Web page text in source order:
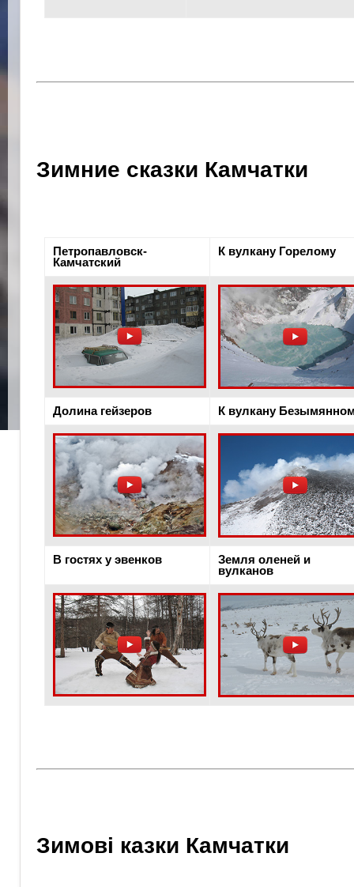
Зимние сказки Камчатки
Петропавловск-
Камчатский
К вулкану Горелому
Долина гейзеров К вулкану
В гостях у эвенков
Земля оленей и
вулканов
Зимові казки Камчатки